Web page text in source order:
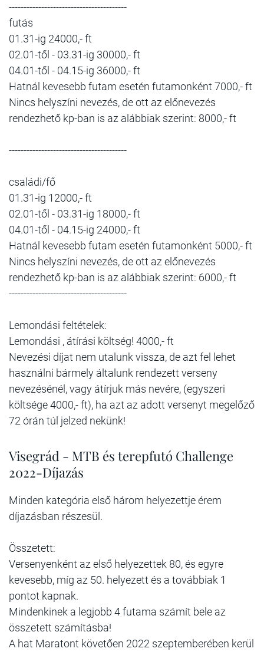
----------------------------------------
futás
01.31-ig 24000,- ft
02.01-től - 03.31-ig 30000,- ft
04.01-től - 04.15-ig 36000,- ft
Hatnál kevesebb futam esetén futamonként 7000,- ft
Nincs helyszíni nevezés, de ott az előnevezés
rendezhető kp-ban is az alábbiak szerint: 8000,- ft
----------------------------------------
családi/fő
01.31-ig 12000,- ft
02.01-től - 03.31-ig 18000,- ft
04.01-től - 04.15-ig 24000,- ft
Hatnál kevesebb futam esetén futamonként 5000,- ft
Nincs helyszíni nevezés, de ott az előnevezés
rendezhető kp-ban is az alábbiak szerint: 6000,- ft
----------------------------------------
Lemondási feltételek:
Lemondási , átírási költség! 4000,- ft
Nevezési díjat nem utalunk vissza, de azt fel lehet
használni bármely általunk rendezett verseny
nevezésénél, vagy átírjuk más nevére, (egyszeri
költsége 4000,- ft), ha azt az adott versenyt megelőző
72 órán túl jelzed nekünk!
Visegrád - MTB és terepfutó Challenge
2022-Díjazás
Minden kategória első három helyezettje érem
díjazásban részesül.
Összetett:
Versenyenként az első helyezettek 80, és egyre
kevesebb, míg az 50. helyezett és a továbbiak 1
pontot kapnak.
Mindenkinek a legjobb 4 futama számít bele az
összetett számításba!
A hat Maratont követően 2022 szeptemberében kerül